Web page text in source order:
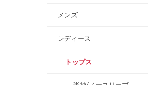
メンズ
レディース
トップス